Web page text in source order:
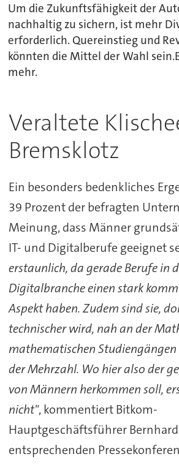
Um die Zukunftsfähigkeit der
nachhaltig zu sichern, ist mehr
erforderlich. Quereinstieg und
könnten die Mittel der Wahl
mehr.
Veraltete
Bremsklotz
Ein besonders bedenkliches
39 Prozent der befragten
Meinung, dass Männer
IT- und Digitalberufe geeignet
erstaunlich, da gerade Berufe in
Digitalbranche einen stark
Aspekt haben. Zudem sind sie,
technischer wird, nah an der
mathematischen Studiengängen
der Mehrzahl. Wo hier also der
von Männern herkommen soll,
nicht", kommentiert Bitkom-
Hauptgeschäftsführer
entsprechenden